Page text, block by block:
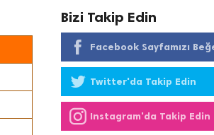
Bizi Takip Edin
Facebook Sayfamızı
Twitter'da Takip Edin
Instagram'da Takip Edin